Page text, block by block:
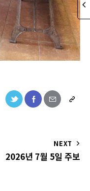
NEXT
2026년 7월 5일 주보